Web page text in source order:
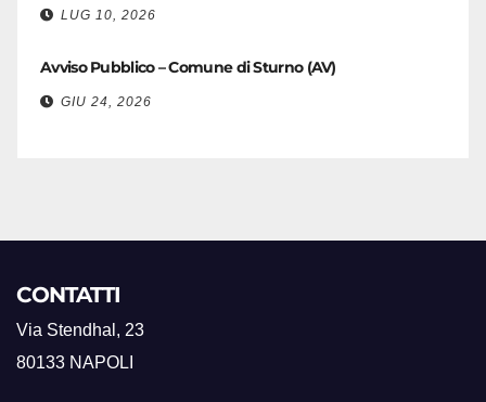
LUG 10, 2026
Avviso Pubblico – Comune di Sturno (AV)
GIU 24, 2026
CONTATTI
Via Stendhal, 23
80133 NAPOLI